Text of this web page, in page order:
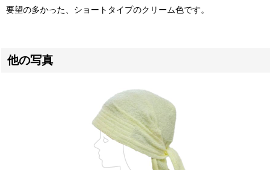
要望の多かった、ショートタイプのクリーム色です。
他の写真